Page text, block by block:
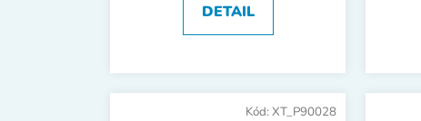
DETAIL
Kód: XT_P90028